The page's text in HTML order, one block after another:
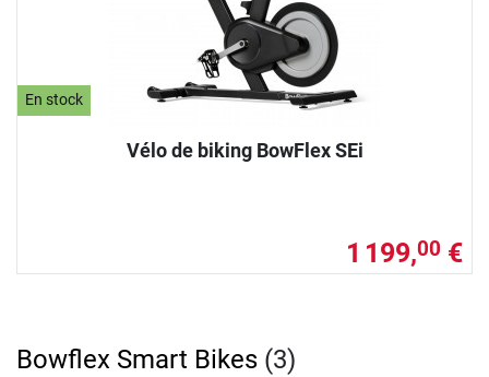
En stock
Vélo de biking BowFlex SEi
1 199,00 €
Bowflex Smart Bikes (3)